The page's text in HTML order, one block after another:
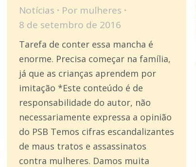
Notícias Por mulheres
8 de setembro de 2016
Tarefa de conter essa mancha é
enorme. Precisa começar na família,
já que as crianças aprendem por
imitação *Este conteúdo é de
responsabilidade do autor, não
necessariamente expressa a opinião
do PSB Temos cifras escandalizantes
de maus tratos e assassinatos
contra mulheres. Damos muita